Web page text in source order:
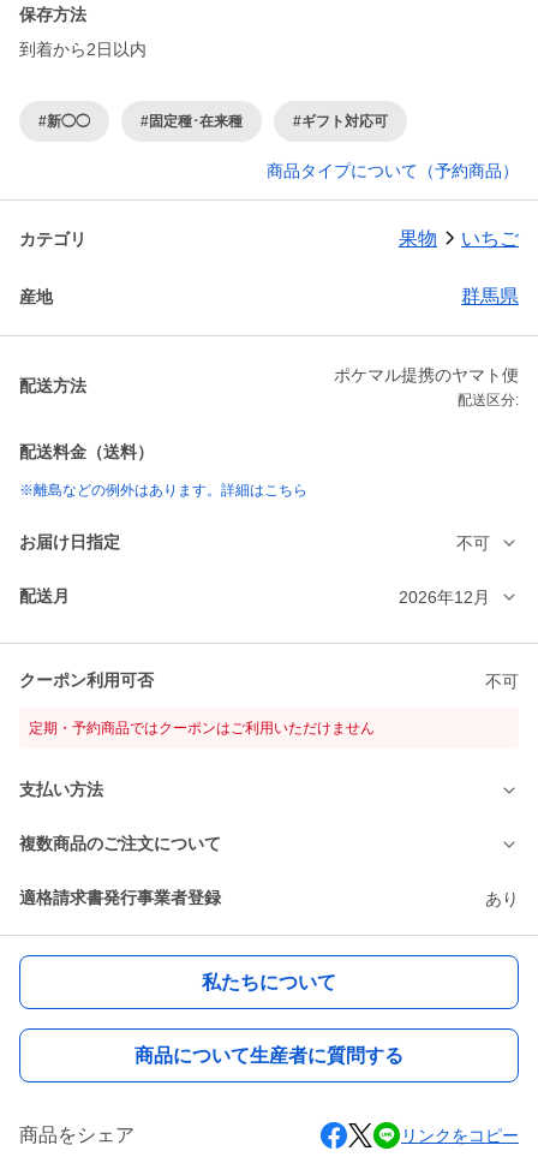
保存方法
到着から2日以内
#新◯◯ #固定種･在来種 #ギフト対応可
商品タイプについて（予約商品）
カテゴリ 果物 いちご
産地 群馬県
配送方法
ポケマル提携のヤマト便
配送区分:
配送料金（送料）
※離島などの例外はあります。詳細はこちら
お届け日指定 不可
配送月 2026年12月
クーポン利用可否 不可
定期・予約商品ではクーポンはご利用いただけません
支払い方法
複数商品のご注文について
適格請求書発行事業者登録 あり
私たちについて
商品について生産者に質問する
商品をシェア リンクをコピー